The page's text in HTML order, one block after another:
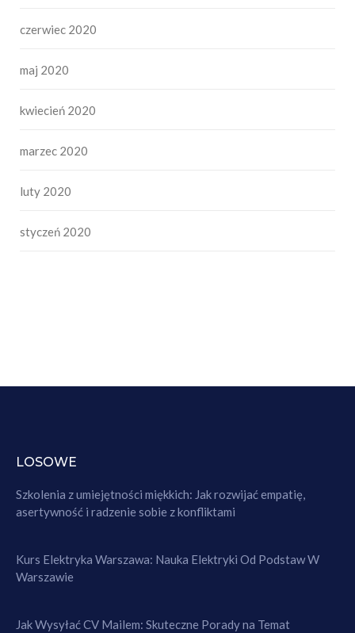
czerwiec 2020
maj 2020
kwiecień 2020
marzec 2020
luty 2020
styczeń 2020
LOSOWE
Szkolenia z umiejętności miękkich: Jak rozwijać empatię,
asertywność i radzenie sobie z konfliktami
Kurs Elektryka Warszawa: Nauka Elektryki Od Podstaw W
Warszawie
Jak Wysyłać CV Mailem: Skuteczne Porady na Temat